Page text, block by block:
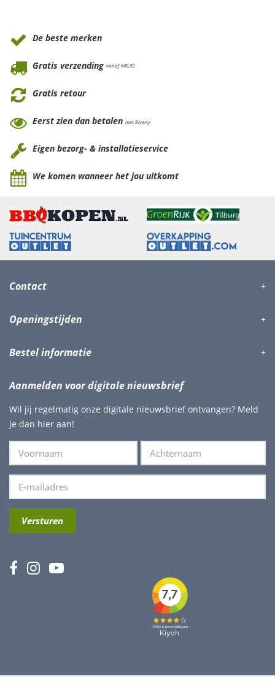
De beste merken
Gratis verzending vanaf €49,99
Gratis retour
Eerst zien dan betalen met Riverty
Eigen bezorg- & installatieservice
We komen wanneer het jou uitkomt
Contact
Openingstijden
Bestel informatie
Aanmelden voor digitale nieuwsbrief
Wil jij regelmatig onze digitale nieuwsbrief ontvangen? Meld
je dan hier aan!